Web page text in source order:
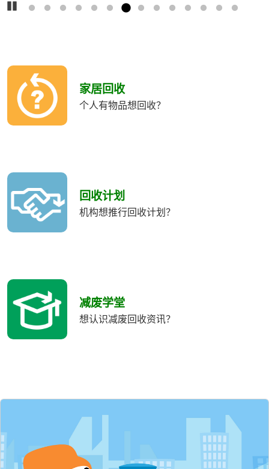
播放
收
類
別
家居回收
个人有物品想回收？
回收计划
机构想推行回收计划？
减废学堂
想认识减废回收资讯？
門
目